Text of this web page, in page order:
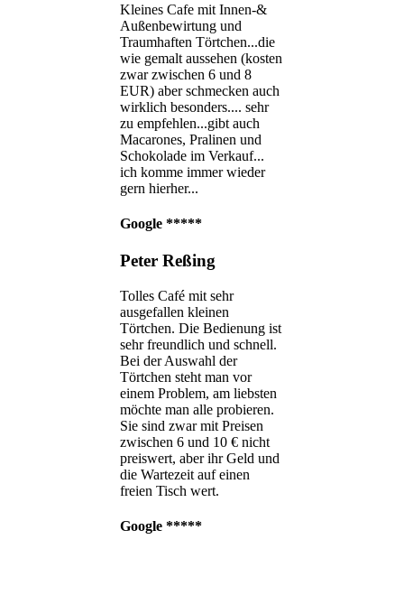
Kleines Cafe mit Innen-&
Außenbewirtung und
Traumhaften Törtchen...die
wie gemalt aussehen (kosten
zwar zwischen 6 und 8
EUR) aber schmecken auch
wirklich besonders.... sehr
zu empfehlen...gibt auch
Macarones, Pralinen und
Schokolade im Verkauf...
ich komme immer wieder
gern hierher...
Google *****
Peter Reßing
Tolles Café mit sehr
ausgefallen kleinen
Törtchen. Die Bedienung ist
sehr freundlich und schnell.
Bei der Auswahl der
Törtchen steht man vor
einem Problem, am liebsten
möchte man alle probieren.
Sie sind zwar mit Preisen
zwischen 6 und 10 € nicht
preiswert, aber ihr Geld und
die Wartezeit auf einen
freien Tisch wert.
Google *****